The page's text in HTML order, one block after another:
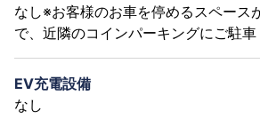
なし※お客様のお車を停めるスペース
で、近隣のコインパーキングにご駐車
EV充電設備
なし